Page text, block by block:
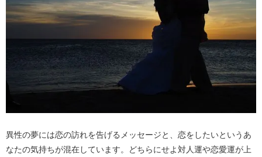
異性の夢には恋の訪れを告げるメッセージと、恋をしたいというあ
なたの気持ちが混在しています。どちらにせよ対人運や恋愛運が上